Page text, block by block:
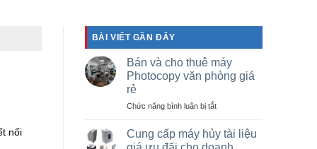
nối
BÀI VIẾT GẦN ĐÂY
Bán và cho thuê máy
Photocopy văn phòng giá
rẻ
Chức năng bình luận bị tắtở
cho
Cung cấp máy hủy tài liệu